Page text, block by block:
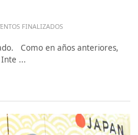
FINALIZADOS
Como en años anteriores,
...